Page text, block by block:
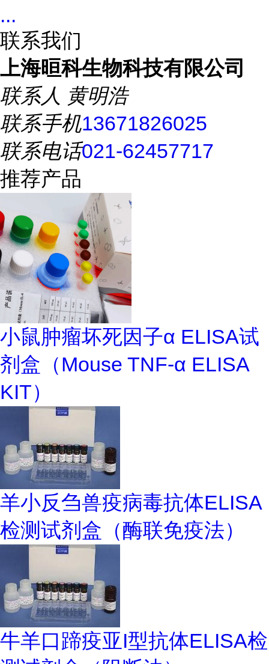
...
联系我们
上海晅科生物科技有限公司
联系人 黄明浩
联系手机13671826025
联系电话021-62457717
推荐产品
小鼠肿瘤坏死因子α ELISA试
剂盒（Mouse TNF-α ELISA
KIT）
羊小反刍兽疫病毒抗体ELISA
检测试剂盒（酶联免疫法）
牛羊口蹄疫亚I型抗体ELISA检